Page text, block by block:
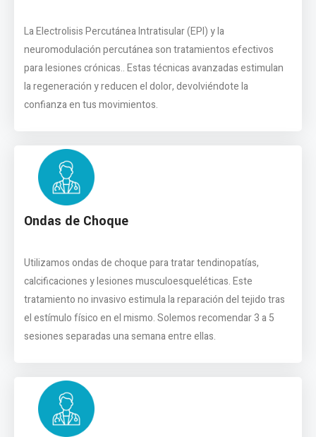
La Electrolisis Percutánea Intratisular (EPI) y la
neuromodulación percutánea son tratamientos efectivos
para lesiones crónicas.. Estas técnicas avanzadas estimulan
la regeneración y reducen el dolor, devolviéndote la
confianza en tus movimientos.
Ondas de Choque
Utilizamos ondas de choque para tratar tendinopatías,
calcificaciones y lesiones musculoesqueléticas. Este
tratamiento no invasivo estimula la reparación del tejido tras
el estímulo físico en el mismo. Solemos recomendar 3 a 5
sesiones separadas una semana entre ellas.